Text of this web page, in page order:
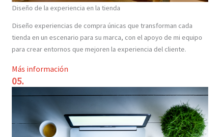
Diseño de la experiencia en la tienda
Diseño experiencias de compra únicas que transforman cada
tienda en un escenario para su marca, con el apoyo de mi equipo
para crear entornos que mejoren la experiencia del cliente.
Más información
05.